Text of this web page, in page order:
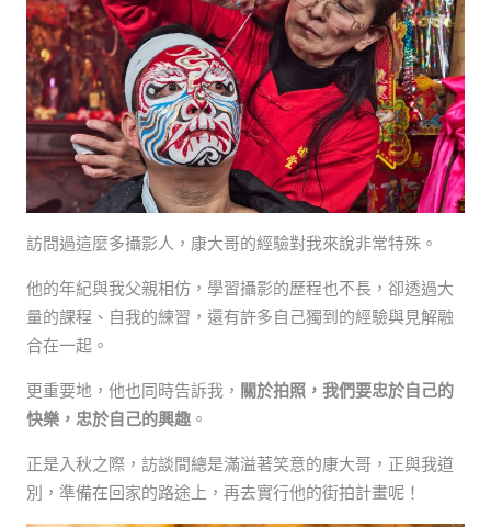
訪問過這麼多攝影人，康大哥的經驗對我來說非常特殊。
他的年紀與我父親相仿，學習攝影的歷程也不長，卻透過大
量的課程、自我的練習，還有許多自己獨到的經驗與見解融
合在一起。
更重要地，他也同時告訴我， 關於拍照，我們要忠於自己的
快樂，忠於自己的興趣。
正是入秋之際，訪談間總是滿溢著笑意的康大哥，正與我道
別，準備在回家的路途上，再去實行他的街拍計畫呢！